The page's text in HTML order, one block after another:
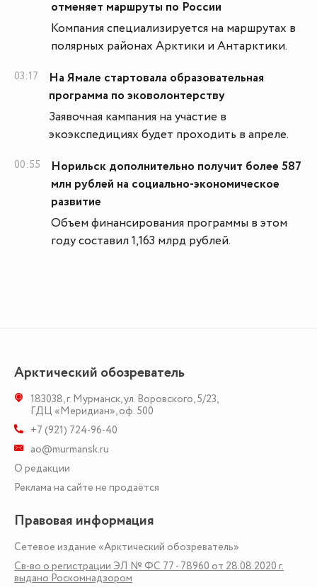
отменяет маршруты по России
Компания специализируется на маршрутах в
полярных районах Арктики и Антарктики.
03:17
На Ямале стартовала образовательная
программа по эковолонтерству
Заявочная кампания на участие в
экоэкспедициях будет проходить в апреле.
00:55
Норильск дополнительно получит более 587
млн рублей на социально-экономическое
развитие
Объем финансирования программы в этом
году составил 1,163 млрд рублей.
Арктический обозреватель
183038,г. Мурманск,ул. Воровского, 5/23,
ГДЦ «Меридиан», оф. 500
+7 (921) 724-96-40
ao@murmansk.ru
О редакции
Реклама на сайте не продаётся
Правовая информация
Сетевое издание «Арктический обозреватель»
Св-во о регистрации ЭЛ № ФС 77 - 78960 от 28.08.2020 г.
выдано Роскомнадзором